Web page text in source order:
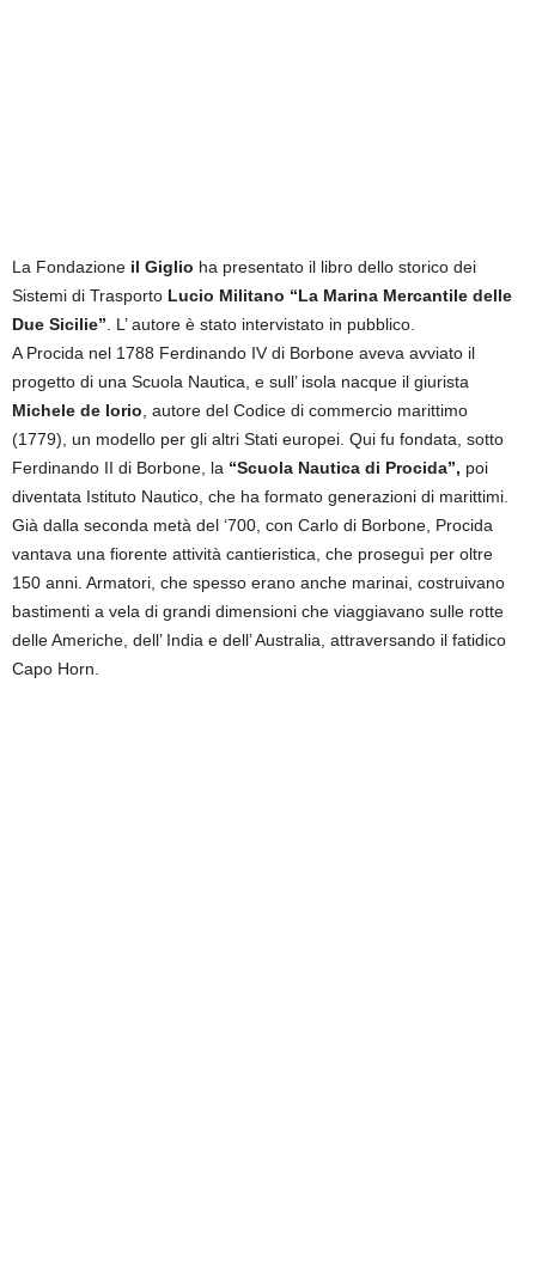
La Fondazione il Giglio ha presentato il libro dello storico dei
Sistemi di Trasporto Lucio Militano “La Marina Mercantile delle
Due Sicilie” . L’ autore è stato intervistato in pubblico.
A Procida nel 1788 Ferdinando IV di Borbone aveva avviato il
progetto di una Scuola Nautica, e sull’ isola nacque il giurista
Michele de Iorio , autore del Codice di commercio marittimo
(1779), un modello per gli altri Stati europei. Qui fu fondata, sotto
Ferdinando II di Borbone, la “Scuola Nautica di Procida”, poi
diventata Istituto Nautico, che ha formato generazioni di marittimi.
Già dalla seconda metà del ‘700, con Carlo di Borbone, Procida
vantava una fiorente attività cantieristica, che proseguì per oltre
150 anni. Armatori, che spesso erano anche marinai, costruivano
bastimenti a vela di grandi dimensioni che viaggiavano sulle rotte
delle Americhe, dell’ India e dell’ Australia, attraversando il fatidico
Capo Horn.